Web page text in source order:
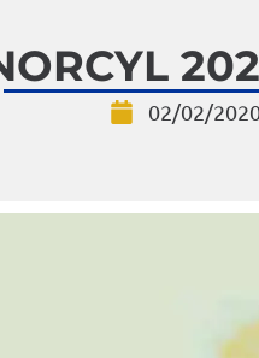
02/02/